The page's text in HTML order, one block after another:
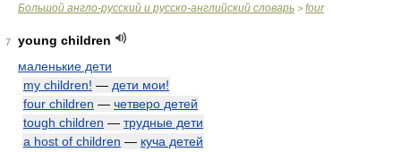
Большой англо-русский и русско-английский словарь > four
7
young children
маленькие дети
my children! — дети мои!
four children — четверо детей
tough children — трудные дети
a host of children — куча детей